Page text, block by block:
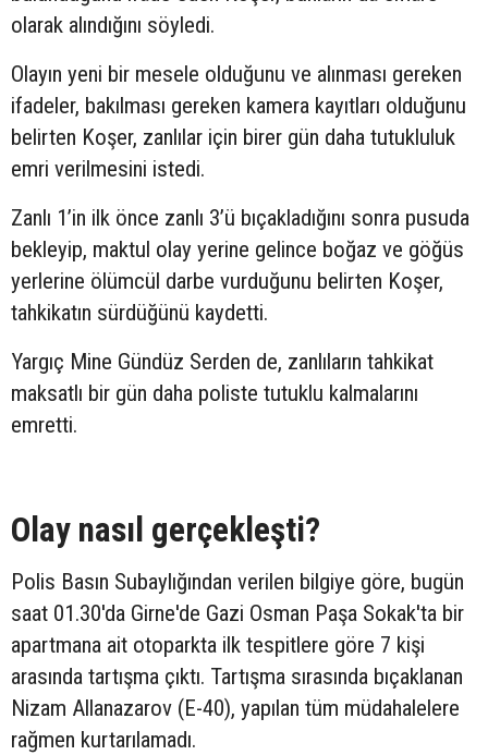
olarak alındığını söyledi.
Olayın yeni bir mesele olduğunu ve alınması gereken
ifadeler, bakılması gereken kamera kayıtları olduğunu
belirten Koşer, zanlılar için birer gün daha tutukluluk
emri verilmesini istedi.
Zanlı 1’in ilk önce zanlı 3’ü bıçakladığını sonra pusuda
bekleyip, maktul olay yerine gelince boğaz ve göğüs
yerlerine ölümcül darbe vurduğunu belirten Koşer,
tahkikatın sürdüğünü kaydetti.
Yargıç Mine Gündüz Serden de, zanlıların tahkikat
maksatlı bir gün daha poliste tutuklu kalmalarını
emretti.
Olay nasıl gerçekleşti?
Polis Basın Subaylığından verilen bilgiye göre, bugün
saat 01.30'da Girne'de Gazi Osman Paşa Sokak'ta bir
apartmana ait otoparkta ilk tespitlere göre 7 kişi
arasında tartışma çıktı. Tartışma sırasında bıçaklanan
Nizam Allanazarov (E-40), yapılan tüm müdahalelere
rağmen kurtarılamadı.